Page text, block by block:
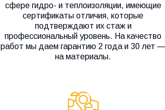
сфере гидро- и теплоизоляции, имеющие
сертификаты отличия, которые
подтверждают их стаж и
профессиональный уровень. На качество
работ мы даем гарантию 2 года и 30 лет —
на материалы.